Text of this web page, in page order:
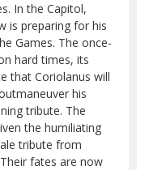
In the Capitol,
is preparing for his
Games. The once-
hard times, its
that Coriolanus will
his
tribute. The
the humiliating
tribute from
fates are now